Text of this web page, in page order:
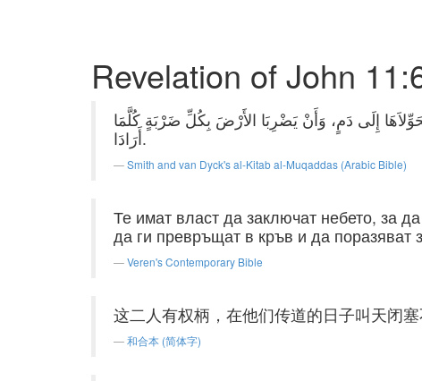
Revelation of John
إِلَى دَمٍ، وَأَنْ يَضْرِبَا الأَرْضَ بِكُلِّ ضَرْبَةٍ كُلَّمَا
أَرَادَا.
Smith and van Dyck's al-Kitab al-Muqaddas (Arabic Bible)
Те имат власт да заключат небето, за
да ги превръщат в кръв и да поразяват
Veren's Contemporary Bible
这二人有权柄，在他们传道的日子叫天闭
和合本 (简体字)